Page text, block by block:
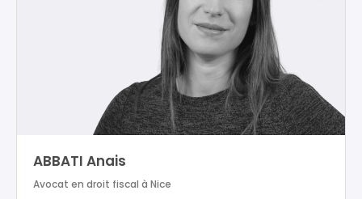
ABBATI Anais
Avocat en droit fiscal à Nice